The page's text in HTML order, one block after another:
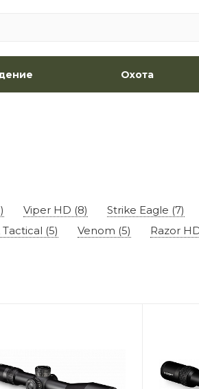
Охота
Viper HD (8) Strike Eagle (7)
(5) Venom (5) Razor